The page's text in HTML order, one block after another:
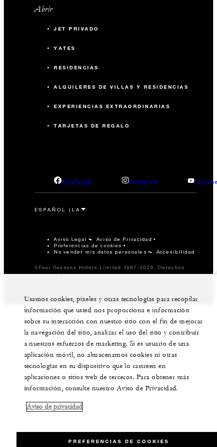
Abrir
JET PRIVADO
YATES
RESIDENCIAS
ALQUILERES DE VILLAS Y RESIDENCIAS
EXPERIENCIAS EXTRAORDINARIAS
TARJETAS DE REGALO
facebook instagram
Aviso Legal Aviso de Privacidad
Preferencias de cookies
No vender mis datos personales Accesibilidad
©Four Seasons Hotels Limited 1997-2026. Derechos
reservados.
Usamos cookies, pixeles y otras tecnologías para recopilar
información que usted nos proporciona e información
sobre su interacción con nuestro sitio con el fin de mejorar
la navegación del sitio, analizar el uso del sitio y contribuir
a nuestros esfuerzos de marketing. Si es usuario de una
aplicación móvil, no almacenamos cookies ni otras
tecnologías en su dispositivo que lo rastreen en
aplicaciones o sitios web de terceros. Para obtener más
información, consulte nuestro Aviso de Privacidad.
Aviso de privacidad
PREFERENCIAS DE COOKIES